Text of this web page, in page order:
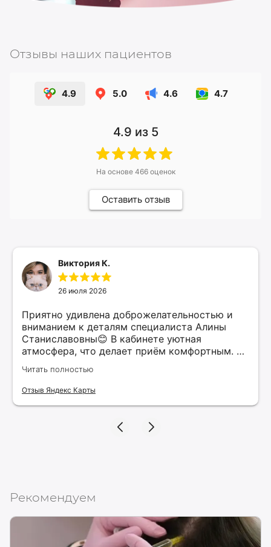
Отзывы наших пациентов
4.9 5.0 4.6 4.7
4.9 из 5
На основе 466оценок
Оставить отзыв
Виктория К.
26 июля 2026
Приятно удивлена доброжелательностью и
вниманием к деталям специалиста Алины
Станиславовны😊 В кабинете уютная
атмосфера, что делает приём комфортным. Я
ищет качественные услуги в косметологии.
Верю, что нашла своего косметолога и буду
Читать полностью
Отзыв Яндекс Карты
Рекомендуем